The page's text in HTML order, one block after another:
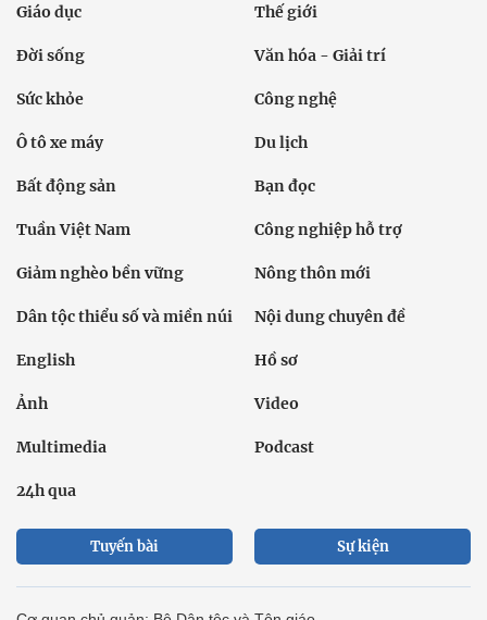
Giáo dục Thế giới
Đời sống Văn hóa - Giải trí
Sức khỏe Công nghệ
Ô tô xe máy Du lịch
Bất động sản Bạn đọc
Tuần Việt Nam Công nghiệp hỗ trợ
Giảm nghèo bền vững Nông thôn mới
Dân tộc thiểu số và miền núi Nội dung chuyên đề
English Hồ sơ
Ảnh Video
Multimedia Podcast
24h qua
Tuyến bài Sự kiện